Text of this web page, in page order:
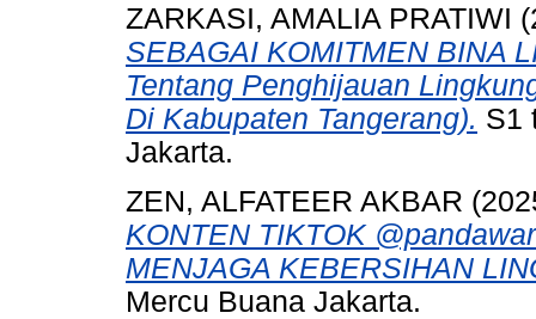
ZARKASI, AMALIA PRATIWI
SEBAGAI KOMITMEN BINA
Tentang Penghijauan
Di Kabupaten Tangerang). S1
Jakarta.
ZEN, ALFATEER AKBAR
KONTEN TIKTOK
MENJAGA KEBERSIHAN
Mercu Buana Jakarta.